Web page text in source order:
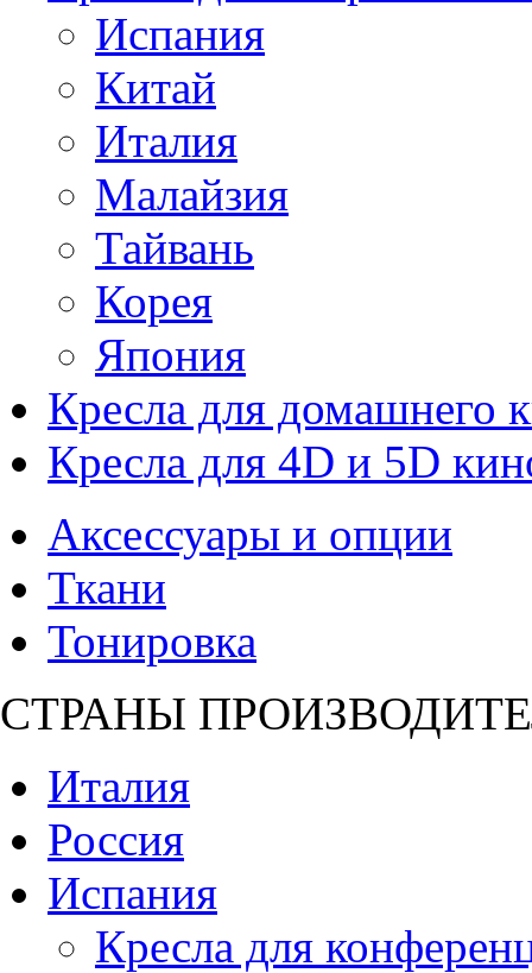
Испания
Китай
Италия
Малайзия
Тайвань
Корея
Япония
Кресла для домашнего
Кресла для 4D и 5D
Аксессуары и опции
Ткани
Тонировка
СТРАНЫ
Италия
Россия
Испания
Кресла для